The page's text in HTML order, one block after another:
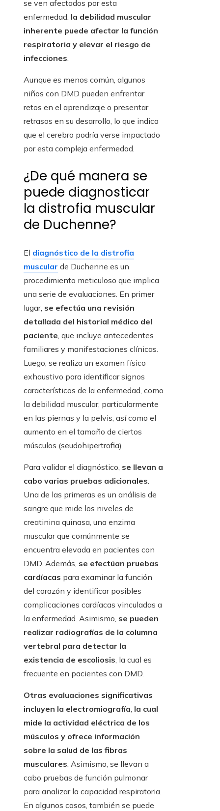
se ven afectados por esta
enfermedad: la debilidad muscular
inherente puede afectar la función
respiratoria y elevar el riesgo de
infecciones.
Aunque es menos común, algunos
niños con DMD pueden enfrentar
retos en el aprendizaje o presentar
retrasos en su desarrollo, lo que indica
que el cerebro podría verse impactado
por esta compleja enfermedad.
¿De qué manera se
puede diagnosticar
la distrofia muscular
de Duchenne?
El diagnóstico de la distrofia
muscular de Duchenne es un
procedimiento meticuloso que implica
una serie de evaluaciones. En primer
lugar, se efectúa una revisión
detallada del historial médico del
paciente, que incluye antecedentes
familiares y manifestaciones clínicas.
Luego, se realiza un examen físico
exhaustivo para identificar signos
característicos de la enfermedad, como
la debilidad muscular, particularmente
en las piernas y la pelvis, así como el
aumento en el tamaño de ciertos
músculos (seudohipertrofia).
Para validar el diagnóstico, se llevan a
cabo varias pruebas adicionales.
Una de las primeras es un análisis de
sangre que mide los niveles de
creatinina quinasa, una enzima
muscular que comúnmente se
encuentra elevada en pacientes con
DMD. Además, se efectúan pruebas
cardíacas para examinar la función
del corazón y identificar posibles
complicaciones cardíacas vinculadas a
la enfermedad. Asimismo, se pueden
realizar radiografías de la columna
vertebral para detectar la
existencia de escoliosis, la cual es
frecuente en pacientes con DMD.
Otras evaluaciones significativas
incluyen la electromiografía, la cual
mide la actividad eléctrica de los
músculos y ofrece información
sobre la salud de las fibras
musculares. Asimismo, se llevan a
cabo pruebas de función pulmonar
para analizar la capacidad respiratoria.
En algunos casos, también se puede